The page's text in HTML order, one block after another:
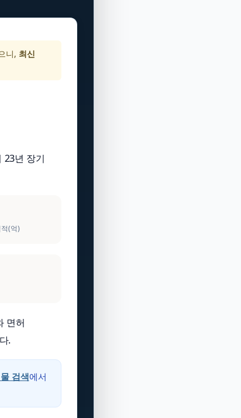
니, 최신
23년 장기
(억)
면허
.
검색에서